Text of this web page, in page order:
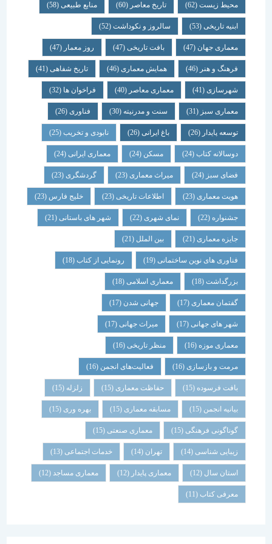
محیط زیست(62) تاریخ معاصر(60) منابع طبیعی(58)
ابنیه تاریخی(53) سالروز و نکوداشت(52)
معماری جهان (47) بافت تاریخی(47) روز معمار(47)
فرهنگ و هنر(46) همایش معماری (46) تاریخ شفاهی (41)
شهرسازی(41) معماری معاصر(40) فراخوان ها (32)
معماری سبز(31) سنت و مدرنیته(30) فناوری (26)
توسعه پایدار(26) باغ ایرانی(26) نابودی و تخریب(25)
دوسالانه کتاب(24) مسکن (24) معماری ایرانی(24)
فضای سبز(24) میراث معماری (23) گردشگری (23)
هویت معماری (23) اطلاعات تاریخی(23) خلیج فارس(23)
جشنواره(22) نمای شهری(22) شهر های باستانی (21)
جایزه معماری (21) بین الملل(21)
فناوری های نوین ساختمانی(19) رونمایی از کتاب (18)
بزرگداشت (18) معماری اسلامی(18)
گفتمان معماری (17) جهانی شدن(17)
شهر های جهانی(17) میراث جهانی(17)
معماری موزه(16) منظر تاریخی (16)
مرمت و بازسازی(16) فعالیت‌های انجمن(16)
بافت فرسوده (15) حفاظت معماری (15) زلزله
بیانیه انجمن(15) مسابقه معماری (15) بهره وری(15)
گوناگونی فرهنگی (15) معماری صنعتی(15)
زیبایی شناسی (14) تهران خدمات اجتماعی (13)
استان سال(12) معماری پایدار (12) معماری مساجد(12)
معرفی کتاب(11)